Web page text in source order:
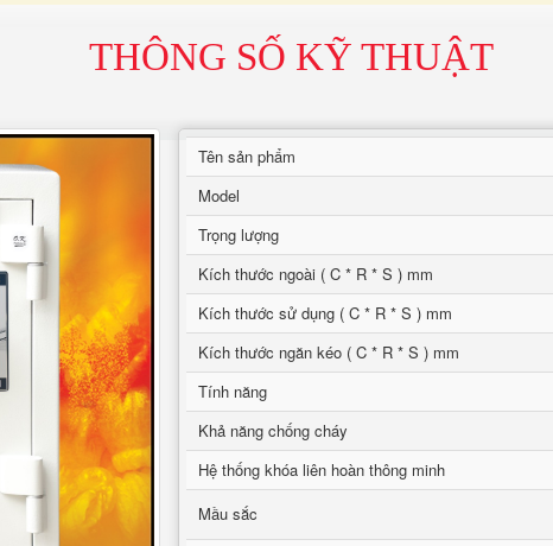
THÔNG SỐ KỸ THUẬT
Tên sản phẩm
Model
Trọng lượng
Kích thước ngoài ( C * R * S ) mm
Kích thước sử dụng ( C * R * S ) mm
Kích thước ngăn kéo ( C * R * S ) mm
Tính năng
Khả năng chống cháy
Hệ thống khóa liên hoàn thông minh
Mầu sắc